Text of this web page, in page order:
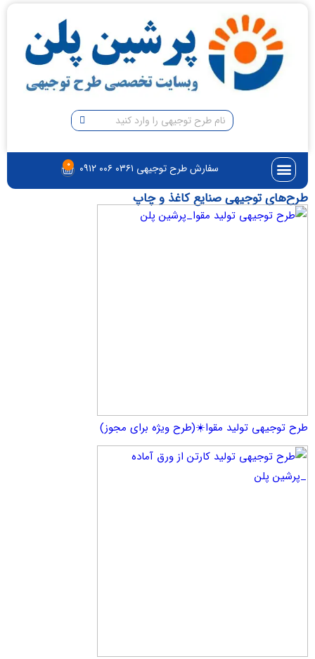
سفارش طرح توجیهی ۰۳۶۱ ۰۰۶ ۰۹۱۲ ۰
توجیهی صنایع کاغذ و چاپ
تولید مقوا☀️(طرح ویژه برای مجوز)